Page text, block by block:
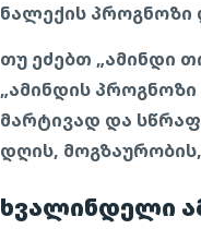
ნალექის პროგნოზი
თუ ეძებთ „ამინდი
„ამინდის
მარტივად და
დღის, მოგზაურობის,
ხვალინდელი